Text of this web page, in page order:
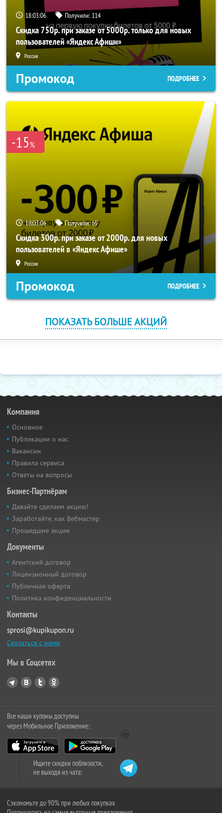
18:03:05 Получили: 114
Скидка 750р. при заказе от 5000р. только для новых
пользователей «Яндекс Афиши»
Россия
Промокод ПОДРОБНЕЕ
-15%
18:03:05 Получили:65
Скидка 300р. при заказе от 2000р. для новых
пользователей в «Яндекс Афише»
Россия
Промокод ПОДРОБНЕЕ
ПОКАЗАТЬ БОЛЬШЕ АКЦИЙ
Компания
Основное
Публикации о нас
Вакансии
Правила сервиса
Ответы на вопросы
Бизнес-Партнёрам
Давайте сделаем акцию!
Заработайте, как Вебмастер
Прошедшие акции
Документы
Агентский договор
Лицензионный договор
Публичная оферта
Политика конфиденциальности
Контакты
sprosi@kupikupon.ru
Связаться с нами
Мы в Соцсетях
Все наши купоны доступны
через Мобильное Приложение:
Ищите скидки поблизости,
не выходя из чата:
Сэкономьте до 90% при любых покупках